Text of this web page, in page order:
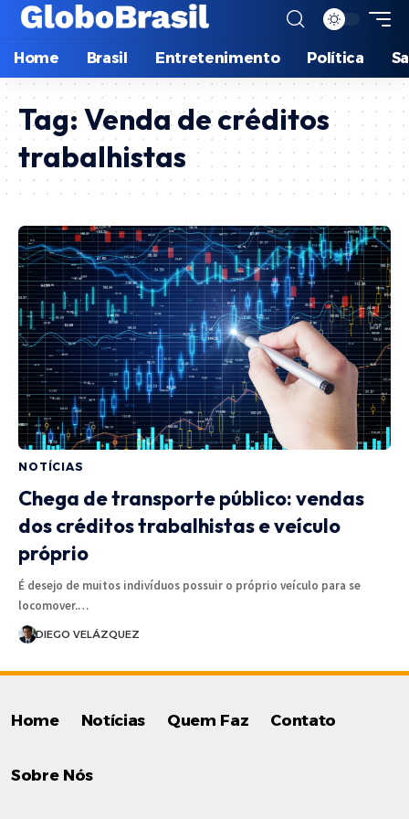
Home Brasil Entretenimento Política
Tag: Venda de créditos
trabalhistas
NOTÍCIAS
Chega de transporte público: vendas
dos créditos trabalhistas e veículo
próprio
É desejo de muitos indivíduos possuir o próprio veículo para se
locomover.…
DIEGO VELÁZQUEZ
Home Notícias Quem Faz Contato
Sobre Nós